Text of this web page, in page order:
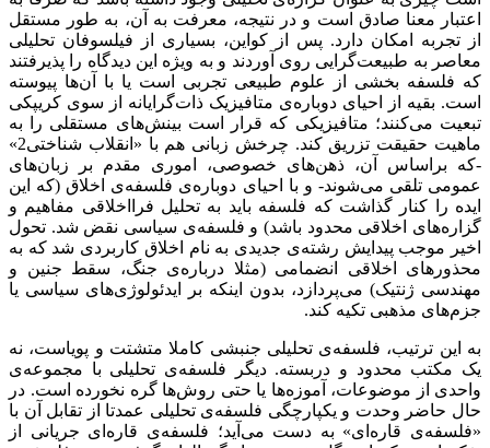
اعتبار معنا صادق است و در نتیجه، معرفت به آن، به طور مستقل
از تجربه امکان دارد. پس از کواین، بسیاری از فیلسوفان تحلیلی
معاصر به طبیعت‌گرایی روی آوردند و به ویژه این دیدگاه را پذیرفتند
که فلسفه بخشی از علوم طبیعی تجربی است یا با آن‌ها پیوسته
است. بقیه از احیای دوباره‌ی متافیزیک ذات‌گرایانه از سوی کریپکی
تبعیت می‌کنند؛ متافیزیکی که قرار است بینش‌های مستقلی را به
ماهیت حقیقت تزریق کند. چرخش زبانی هم با «انقلاب شناختی2»
-که براساس آن، ذهن‌های خصوصی، اموری مقدم بر زبان‌های
عمومی تلقی می‌شوند- و با احیای دوباره‌ی فلسفه‌ی اخلاق (که این
ایده را کنار گذاشت که فلسفه باید به تحلیل فرااخلاقی مفاهیم و
گزاره‌های اخلاقی محدود باشد) و فلسفه‌ی سیاسی نقض شد. تحول
اخیر موجب پیدایش رشته‌ی جدیدی به نام اخلاق کاربردی شد که به
محذورهای اخلاقی انضمامی (مثلا درباره‌ی جنگ، سقط جنین و
مهندسی ژنتیک) می‌پردازد، بدون اینکه بر ایدئولوژی‌های سیاسی یا
جزم‌های مذهبی تکیه کند.
به این ترتیب، فلسفه‌ی تحلیلی جنبشی کاملا متشتت و پویاست، نه
یک مکتب محدود و دربسته. دیگر فلسفه‌ی تحلیلی با مجموعه‌ی
واحدی از موضوعات، آموزه‌ها یا حتی روش‌ها گره نخورده است. در
حال حاضر وحدت و یکپارچگی فلسفه‌ی تحلیلی عمدتا از تقابل آن با
«فلسفه‌ی قاره‌ای» به دست می‌آید؛ فلسفه‌ی قاره‌ای جریانی از